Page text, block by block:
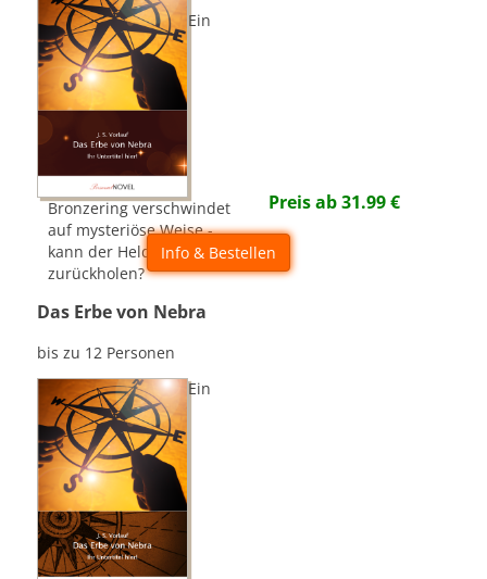
Ein
Bronzering verschwindet
auf mysteriöse Weise -
kann der Held ihn
zurückholen?
Preis ab31.99€
Info & Bestellen
Das Erbe von Nebra
bis zu 12 Personen
Ein